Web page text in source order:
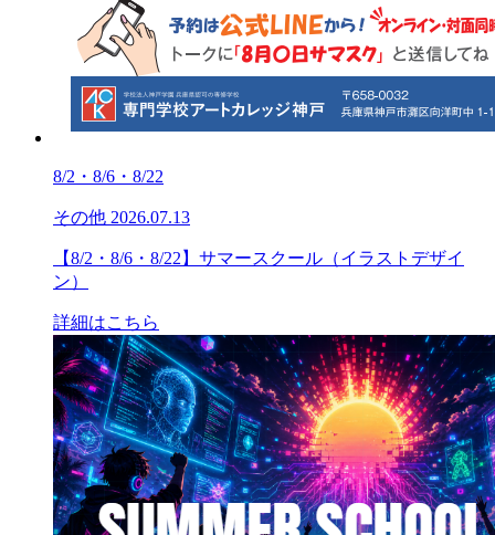
8/2・8/6・8/22
その他 2026.07.13
【8/2・8/6・8/22】サマースクール（イラストデザイ
ン）
詳細はこちら